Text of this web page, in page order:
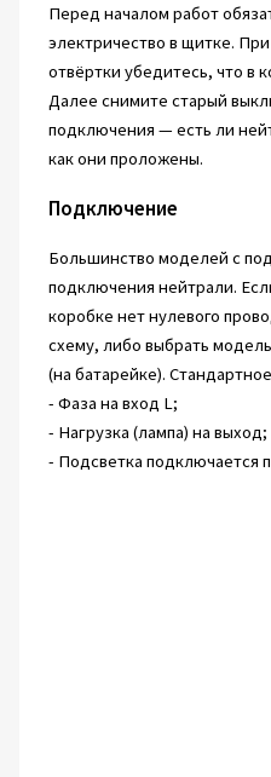
Перед началом работ
электричество в щитке.
отвёртки убедитесь, что в
Далее снимите старый
подключения — есть ли
как они проложены.
Подключение
Большинство моделей с
подключения нейтрали.
коробке нет нулевого
схему, либо выбрать
(на батарейке).
- Фаза на вход L;
- Нагрузка (лампа) на выход;
- Подсветка подключается